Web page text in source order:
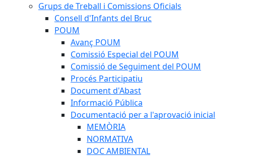
Grups de Treball i Comissions Oficials
Consell d'Infants del Bruc
POUM
Avanç POUM
Comissió Especial del POUM
Comissió de Seguiment del POUM
Procés Participatiu
Document d'Abast
Informació Pública
Documentació per a l'aprovació inicial
MEMÒRIA
NORMATIVA
DOC AMBIENTAL